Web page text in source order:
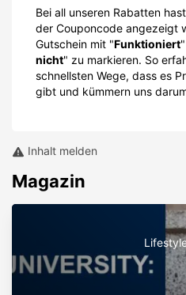
Bei all unseren Rabatten
der Couponcode angezeigt
Gutschein mit "Funktioniert
nicht" zu markieren. So
schnellsten Wege, dass es
gibt und kümmern uns
Inhalt melden
Magazin